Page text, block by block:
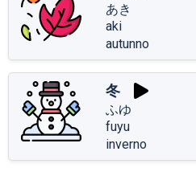
あき
aki
autunno
冬
ふゆ
fuyu
inverno